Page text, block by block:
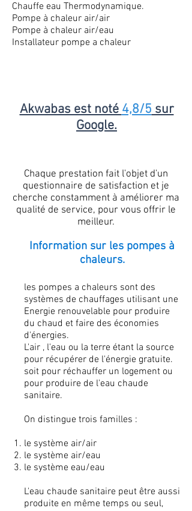
Chauffe eau Thermodynamique.
Pompe à chaleur air/air
Pompe à chaleur air/eau
Installateur pompe a chaleur
Akwabas est noté 4,8/5 sur
Google.
Chaque prestation fait l'objet d'un
questionnaire de satisfaction et je
cherche constamment à améliorer ma
qualité de service, pour vous offrir le
meilleur.
Information sur les pompes à
chaleurs.
les pompes a chaleurs sont des
systèmes de chauffages utilisant une
Energie renouvelable pour produire
du chaud et faire des économies
d'énergies.
L'air , l'eau ou la terre étant la source
pour récupérer de l'énergie gratuite.
soit pour réchauffer un logement ou
pour produire de l'eau chaude
sanitaire.
On distingue trois familles :
le système air/air
le système air/eau
le système eau/eau
L'eau chaude sanitaire peut être aussi
produite en même temps ou seul,